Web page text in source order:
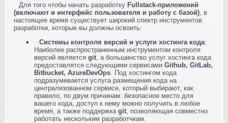
Для того чтобы начать разработку Fullstack-приложений
(включают и интерфейс пользователя и работу с базой) , в
настоящее время существует широкий спектр инструментов
разработки, которые вы должны освоить:
Системы контроля версий и услуги хостинга кода:
Наиболее распространенным инструментом контроля
версий является git, а большинство услуг хостинга кода
предоставлятся следующими сервисами Github, GitLab,
Bitbucket, AzureDevOps. Под хостингом кода
подразумевается услуга размещения кода на
централизованном сервисе, который выбирают, как
правило, по двум причинам: безопасное место для
вашего кода, доступ к нему можно получить в любое
время, а также поддержка git, позволяющая совместно
работать нескольким разработчкам.